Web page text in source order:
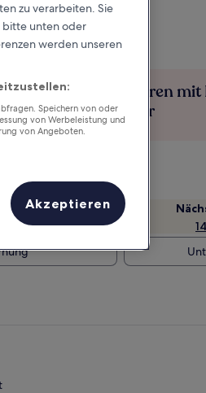
Mehr sparen
Mitglieder
9. Aug.
zu verarbeiten. Sie
bitte unten oder
werden unseren
Speichern von oder
von Werbeleistung und
von Angeboten.
Akzeptieren